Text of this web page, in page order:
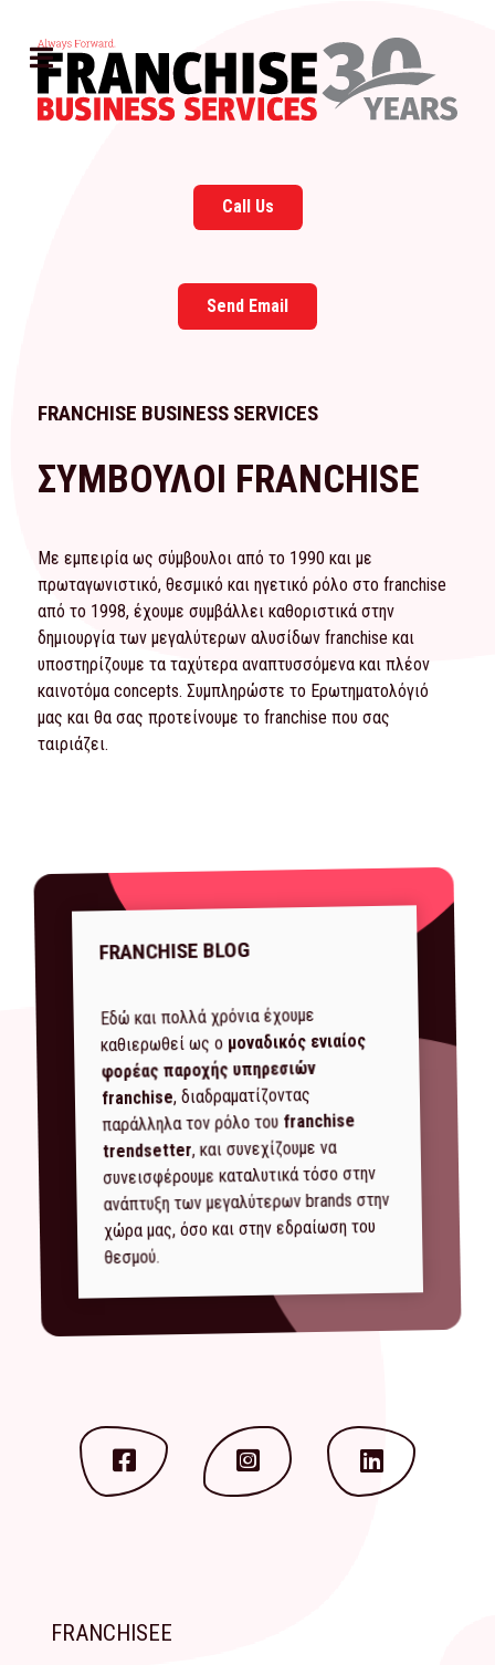
Call Us
Send Email
FRANCHISE BUSINESS SERVICES
ΣΥΜΒΟΥΛΟΙ FRANCHISE
Με εμπειρία ως σύμβουλοι από το 1990 και με
πρωταγωνιστικό, θεσμικό και ηγετικό ρόλο στο franchise
από το 1998, έχουμε συμβάλλει καθοριστικά στην
δημιουργία των μεγαλύτερων αλυσίδων franchise και
υποστηρίζουμε τα ταχύτερα αναπτυσσόμενα και πλέον
καινοτόμα concepts. Συμπληρώστε το Ερωτηματολόγιό
μας και θα σας προτείνουμε το franchise που σας
ταιριάζει.
FRANCHISE BLOG
Εδώ και πολλά χρόνια έχουμε
καθιερωθεί ως ο μοναδικός ενιαίος
φορέας παροχής υπηρεσιών
franchise, διαδραματίζοντας
παράλληλα τον ρόλο του franchise
trendsetter, και συνεχίζουμε να
συνεισφέρουμε καταλυτικά τόσο στην
ανάπτυξη των μεγαλύτερων brands στην
χώρα μας, όσο και στην εδραίωση του
θεσμού.
FRANCHISEE